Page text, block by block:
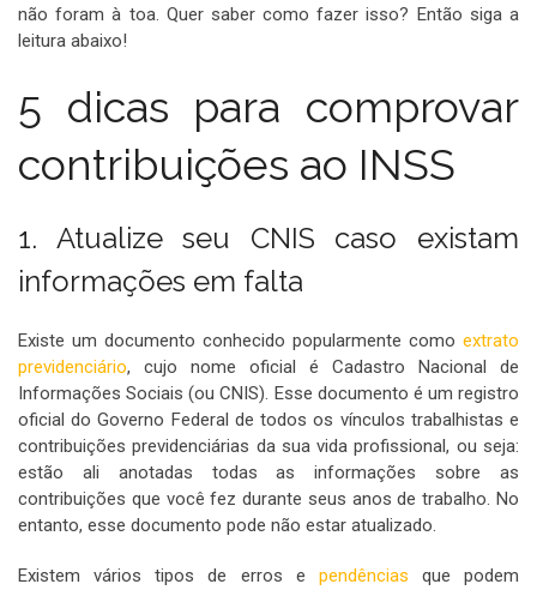
não foram à toa. Quer saber como fazer isso? Então siga a
leitura abaixo!
5 dicas para comprovar
contribuições ao INSS
1. Atualize seu CNIS caso existam
informações em falta
Existe um documento conhecido popularmente como extrato
previdenciário, cujo nome oficial é Cadastro Nacional de
Informações Sociais (ou CNIS). Esse documento é um registro
oficial do Governo Federal de todos os vínculos trabalhistas e
contribuições previdenciárias da sua vida profissional, ou seja:
estão ali anotadas todas as informações sobre as
contribuições que você fez durante seus anos de trabalho. No
entanto, esse documento pode não estar atualizado.
Existem vários tipos de erros e pendências que podem